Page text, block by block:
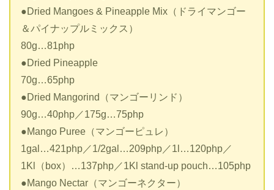
●Dried Mangoes & Pineapple Mix（ドライマンゴー
＆パイナップルミックス）
80g…81php
●Dried Pineapple
70g…65php
●Dried Mangorind（マンゴーリンド）
90g…40php／175g…75php
●Mango Puree（マンゴーピュレ）
1gal…421php／1/2gal…209php／1l…120php／
1Kl（box）…137php／1Kl stand-up pouch…105php
●Mango Nectar（マンゴーネクター）